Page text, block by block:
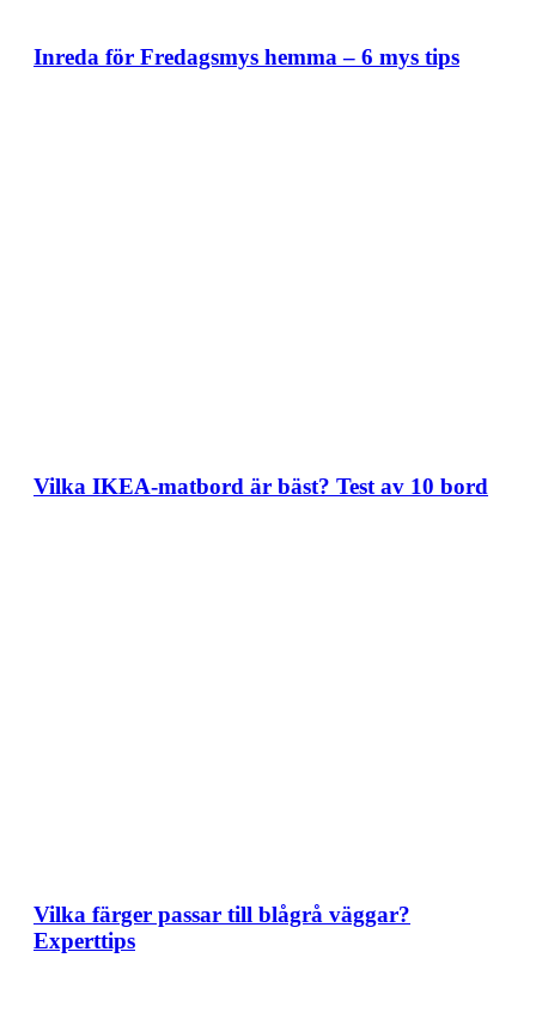
Inreda för Fredagsmys hemma – 6 mys tips
Vilka IKEA-matbord är bäst? Test av 10 bord
Vilka färger passar till blågrå väggar?
Experttips